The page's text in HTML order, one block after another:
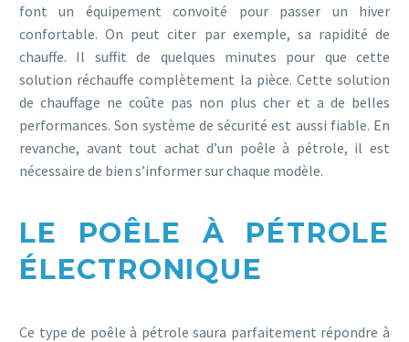
font un équipement convoité pour passer un hiver
confortable. On peut citer par exemple, sa rapidité de
chauffe. Il suffit de quelques minutes pour que cette
solution réchauffe complètement la pièce. Cette solution
de chauffage ne coûte pas non plus cher et a de belles
performances. Son système de sécurité est aussi fiable. En
revanche, avant tout achat d’un poêle à pétrole, il est
nécessaire de bien s’informer sur chaque modèle.
LE POÊLE À PÉTROLE
ÉLECTRONIQUE
Ce type de poêle à pétrole saura parfaitement répondre à